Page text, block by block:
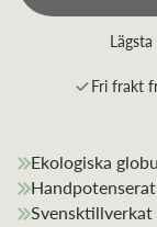
Fri frakt
Ekologiska